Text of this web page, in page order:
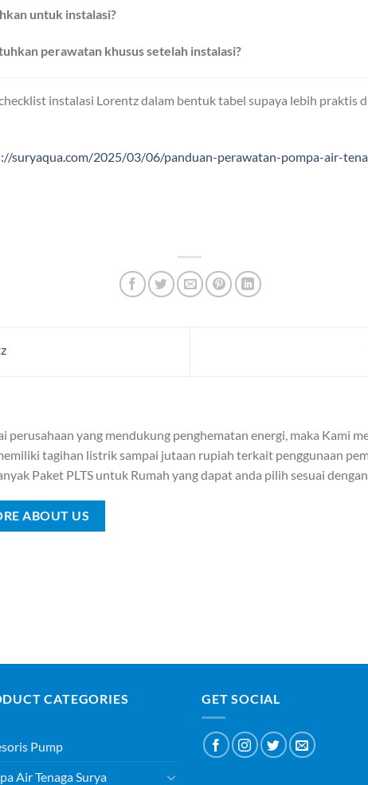
untuk instalasi?
perawatan khusus setelah instalasi?
instalasi Lorentz dalam bentuk tabel supaya lebih praktis
suryaqua.com/2025/03/06/panduan-perawatan-pompa-air-
perusahaan yang mendukung penghematan energi, maka Kami
tagihan listrik sampai jutaan rupiah terkait penggunaan
Paket PLTS untuk Rumah yang dapat anda pilih sesuai
ABOUT US
CATEGORIES
Pump
Air Tenaga Surya
GET SOCIAL